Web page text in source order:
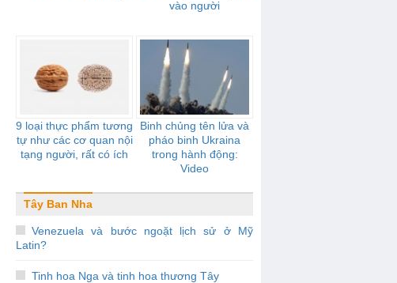
vào người
9 loại thực phẩm tương
tự như các cơ quan nội
tạng người, rất có ích
Binh chủng tên lửa và
pháo binh Ukraina
trong hành động:
Video
Tây Ban Nha
Venezuela và bước ngoặt lịch sử ở Mỹ
Latin?
Tinh hoa Nga và tinh hoa thương Tây